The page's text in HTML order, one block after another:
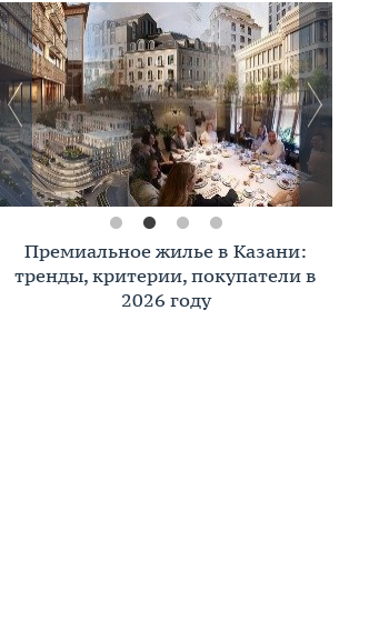
Премиальное жилье в Казани:
тренды, критерии, покупатели в
2026 году